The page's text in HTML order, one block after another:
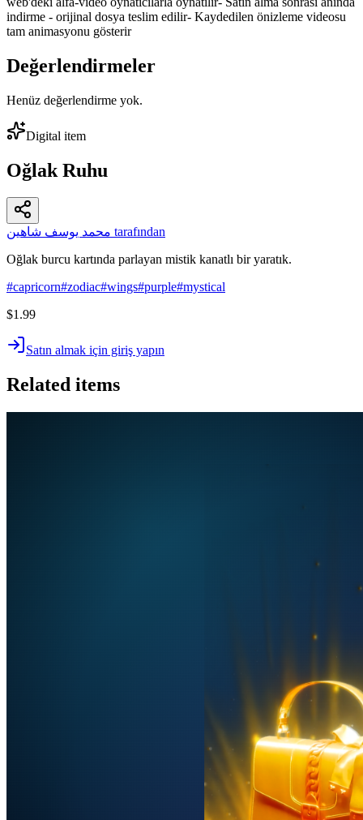
indirme - orijinal dosya teslim edilir- Kaydedilen önizleme videosu
tam animasyonu gösterir
Değerlendirmeler
Henüz değerlendirme yok.
Digital item
Oğlak Ruhu
محمد يوسف شاهين tarafından
Oğlak burcu kartında parlayan mistik kanatlı bir yaratık.
#capricorn#zodiac#wings#purple#mystical
$1.99
Satın almak için giriş yapın
Related items